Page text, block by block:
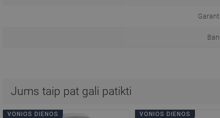
Jums taip pat gali patikti
VONIOS DIENOS VONIOS DIENOS